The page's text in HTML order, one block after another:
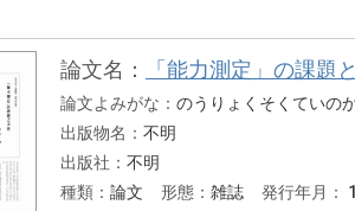
論文名： 「能力測定」の課題
論文よみがな： のうりょくそくていの
出版物名： 不明
出版社： 不明
種類： 論文 形態： 雑誌 発行年月：